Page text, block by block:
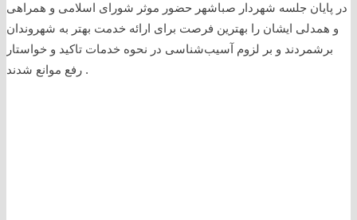
در پایان جلسه شهردار صباشهر حضور موثر شورای اسلامی و همراهی
و همدلی ایشان را بهترین فرصت برای ارائه خدمت بهتر به شهروندان
برشمردند و بر لزوم آسیب‌شناسی در نحوه خدمات تاکید و خواستار
رفع موانع شدند .